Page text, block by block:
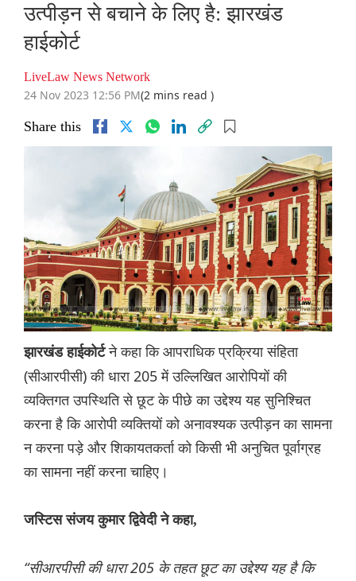
उत्पीड़न से बचाने के लिए है: झारखंड
हाईकोर्ट
LiveLaw News Network
24 Nov 2023 12:56 PM(2 mins read )
Share this
झारखंड हाईकोर्टने कहा कि आपराधिक प्रक्रिया संहिता
(सीआरपीसी) की धारा 205 में उल्लिखित आरोपियों की
व्यक्तिगत उपस्थिति से छूट के पीछे का उद्देश्य यह सुनिश्चित
करना है कि आरोपी व्यक्तियों को अनावश्यक उत्पीड़न का सामना
न करना पड़े और शिकायतकर्ता को किसी भी अनुचित पूर्वाग्रह
का सामना नहीं करना चाहिए।
जस्टिस संजय कुमार द्विवेदी ने कहा,
“सीआरपीसी की धारा 205 के तहत छूट का उद्देश्य यह है कि